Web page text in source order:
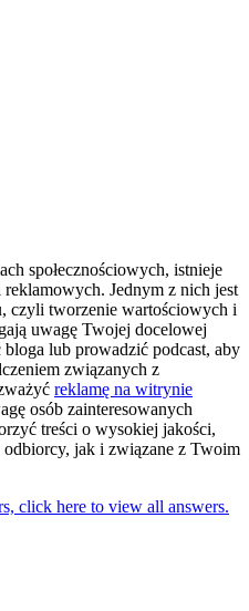
społecznościowych, istnieje
Jednym z nich jest
czyli tworzenie wartościowych i
uwagę Twojej docelowej
lub prowadzić podcast, aby
związanych z
reklamę na witrynie
osób zainteresowanych
treści o wysokiej jakości,
jak i związane z Twoim
click here to view all answers.